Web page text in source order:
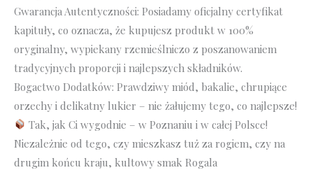
Gwarancja Autentyczności: Posiadamy oficjalny certyfikat
kapituły, co oznacza, że kupujesz produkt w 100%
oryginalny, wypiekany rzemieślniczo z poszanowaniem
tradycyjnych proporcji i najlepszych składników.
Bogactwo Dodatków: Prawdziwy miód, bakalie, chrupiące
orzechy i delikatny lukier – nie żałujemy tego, co najlepsze!
Tak, jak Ci wygodnie – w Poznaniu i w całej Polsce!
Niezależnie od tego, czy mieszkasz tuż za rogiem, czy na
drugim końcu kraju, kultowy smak Rogala